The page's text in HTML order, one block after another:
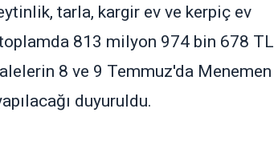
tarla, kargir ev ve kerpiç ev
813 milyon 974 bin 678 TL
8 ve 9 Temmuz'da Menemen
duyuruldu.